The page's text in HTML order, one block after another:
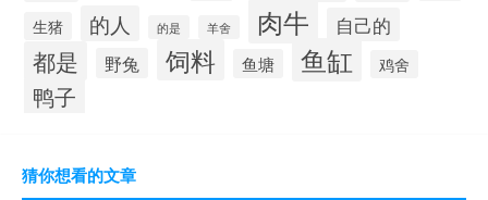
生猪 的人 的是 羊舍 肉牛 自己的
都是 野兔 饲料 鱼塘 鱼缸 鸡舍
鸭子
猜你想看的文章